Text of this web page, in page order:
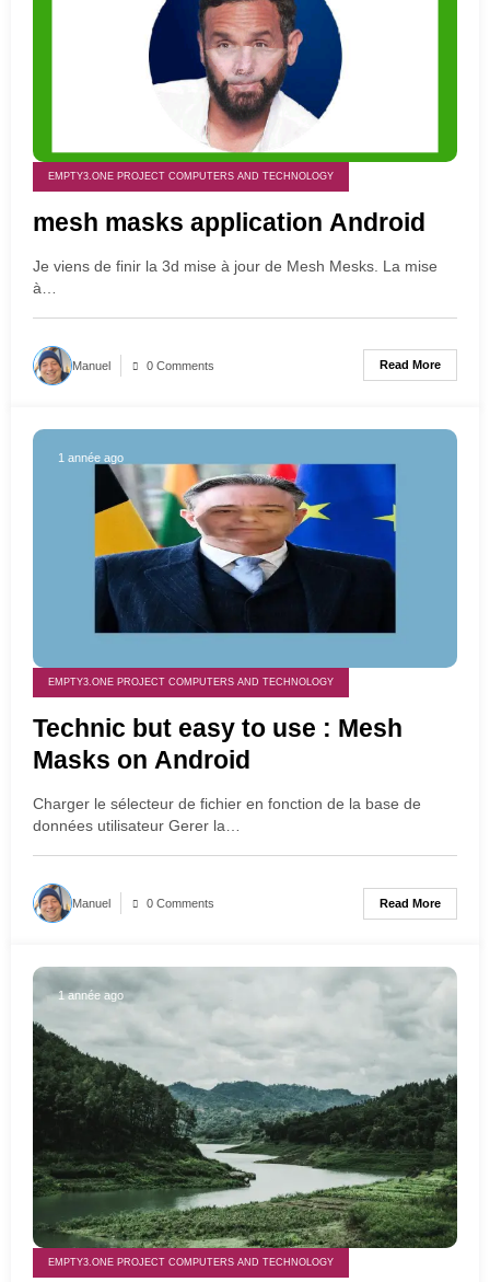
EMPTY3.ONE PROJECT COMPUTERS AND TECHNOLOGY
mesh masks application Android
Je viens de finir la 3d mise à jour de Mesh Mesks. La mise
à…
Manuel 0 Comments Read More
1 année ago
EMPTY3.ONE PROJECT COMPUTERS AND TECHNOLOGY
Technic but easy to use : Mesh
Masks on Android
Charger le sélecteur de fichier en fonction de la base de
données utilisateur Gerer la…
Manuel 0 Comments Read More
1 année ago
EMPTY3.ONE PROJECT COMPUTERS AND TECHNOLOGY